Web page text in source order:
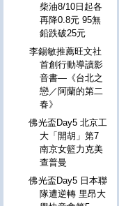
柴油8/10日起各
再降0.8元 95無
鉛跌破25元
李錫敏推薦旺文社
首創行動導讀影
音書—《台北之
戀／阿蘭的第二
春》
佛光盃Day5 北京工
大「開胡」第7
南京女籃力克美
查普曼
佛光盃Day5 日本聯
隊遭逆轉 里昂大